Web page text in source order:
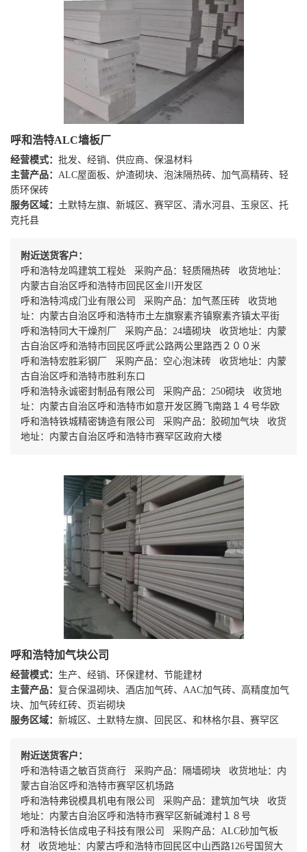
呼和浩特ALC墙板厂
经营模式： 批发、经销、供应商、保温材料
主营产品： ALC屋面板、炉渣砌块、泡沫隔热砖、加气高精砖、轻
质环保砖
服务区域： 土默特左旗、新城区、赛罕区、清水河县、玉泉区、托
克托县
附近送货客户：
呼和浩特龙鸣建筑工程处 采购产品：轻质隔热砖 收货地址：
内蒙古自治区呼和浩特市回民区金川开发区
呼和浩特鸿成门业有限公司 采购产品：加气蒸压砖 收货地
址：内蒙古自治区呼和浩特市土左旗察素齐镇察素齐镇太平街
呼和浩特同大干燥剂厂 采购产品：24墙砌块 收货地址：内蒙
古自治区呼和浩特市回民区呼武公路两公里路西２００米
呼和浩特宏胜彩钢厂 采购产品：空心泡沫砖 收货地址：内蒙
古自治区呼和浩特市胜利东口
呼和浩特永诚密封制品有限公司 采购产品：250砌块 收货地
址：内蒙古自治区呼和浩特市如意开发区腾飞南路１４号华欧
呼和浩特铁城精密铸造有限公司 采购产品：胶砌加气块 收货
地址：内蒙古自治区呼和浩特市赛罕区政府大楼
呼和浩特加气块公司
经营模式： 生产、经销、环保建材、节能建材
主营产品： 复合保温砌块、酒店加气砖、AAC加气砖、高精度加气
块、加气砖红砖、页岩砌块
服务区域： 新城区、土默特左旗、回民区、和林格尔县、赛罕区
附近送货客户：
呼和浩特语之敏百货商行 采购产品：隔墙砌块 收货地址：内
蒙古自治区呼和浩特市赛罕区机场路
呼和浩特弗锐模具机电有限公司 采购产品：建筑加气块 收货
地址：内蒙古自治区呼和浩特市赛罕区新碱滩村１８号
呼和浩特长信成电子科技有限公司 采购产品：ALC砂加气板
材 收货地址：内蒙古呼和浩特市回民区中山西路126号国贸大